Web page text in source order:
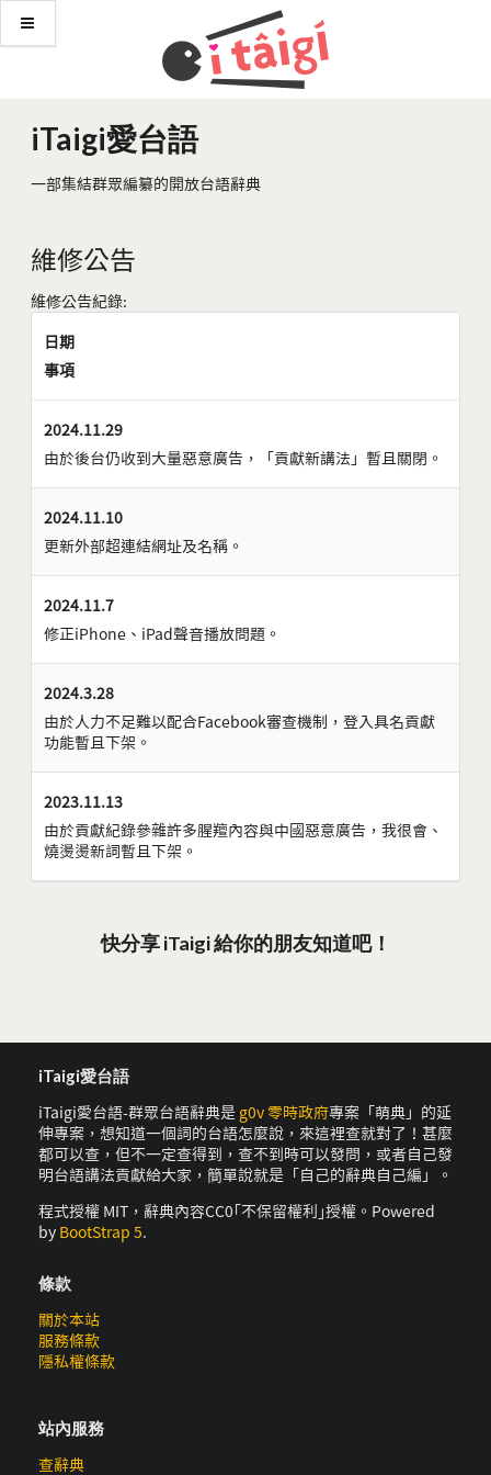
iTaigi愛台語
一部集結群眾編纂的開放台語辭典
維修公告
維修公告紀錄:
日期
事項
2024.11.29
由於後台仍收到大量惡意廣告，「貢獻新講法」暫且關閉。
2024.11.10
更新外部超連結網址及名稱。
2024.11.7
修正iPhone、iPad聲音播放問題。
2024.3.28
由於人力不足難以配合Facebook審查機制，登入具名貢獻
功能暫且下架。
2023.11.13
由於貢獻紀錄參雜許多腥羶內容與中國惡意廣告，我很會、
燒燙燙新詞暫且下架。
快分享 iTaigi 給你的朋友知道吧！
iTaigi愛台語
iTaigi愛台語-群眾台語辭典是 g0v 零時政府專案「萌典」的延
伸專案，想知道一個詞的台語怎麼說，來這裡查就對了！甚麼
都可以查，但不一定查得到，查不到時可以發問，或者自己發
明台語講法貢獻給大家，簡單說就是「自己的辭典自己編」。
程式授權 MIT，辭典內容CC0｢不保留權利｣授權。Powered
by BootStrap 5.
條款
關於本站
服務條款
隱私權條款
站內服務
查辭典